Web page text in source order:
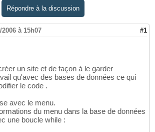
Répondre à la discussion
2006 à 15h07 #1
un site et de façon à le garder
qu'avec des bases de données ce qui
le code .
avec le menu.
du menu dans la base de données
une boucle while :